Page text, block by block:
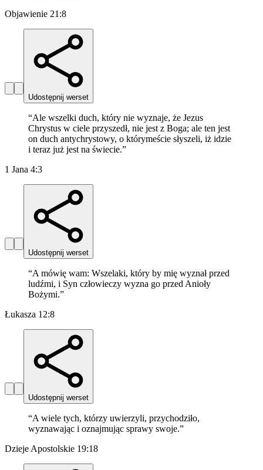
Objawienie 21:8
Udostępnij werset
“Ale wszelki duch, który nie wyznaje, że Jezus
Chrystus w ciele przyszedł, nie jest z Boga; ale ten jest
on duch antychrystowy, o którymeście słyszeli, iż idzie
i teraz już jest na świecie.”
1 Jana 4:3
Udostępnij werset
“A mówię wam: Wszelaki, który by mię wyznał przed
ludźmi, i Syn człowieczy wyzna go przed Anioły
Bożymi.”
Łukasza 12:8
Udostępnij werset
“A wiele tych, którzy uwierzyli, przychodziło,
wyznawając i oznajmując sprawy swoje.”
Dzieje Apostolskie 19:18